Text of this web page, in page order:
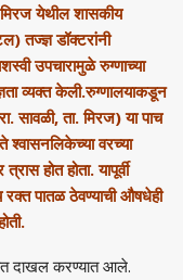
मिरज येथील शासकीय
तज्ज्ञ डॉक्टरांनी
उपचारामुळे रुग्णाच्या
व्यक्त केली.रुग्णालयाकडून
सावळी, ता. मिरज) या पाच
श्वासनलिकेच्या वरच्या
होत होता. यापूर्वी
रक्त पातळ ठेवण्याची औषधेही
दाखल करण्यात आले.